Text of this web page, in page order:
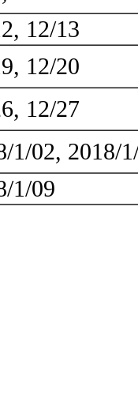
12/13
12/20
12/27
1/02, 2018/
1/09